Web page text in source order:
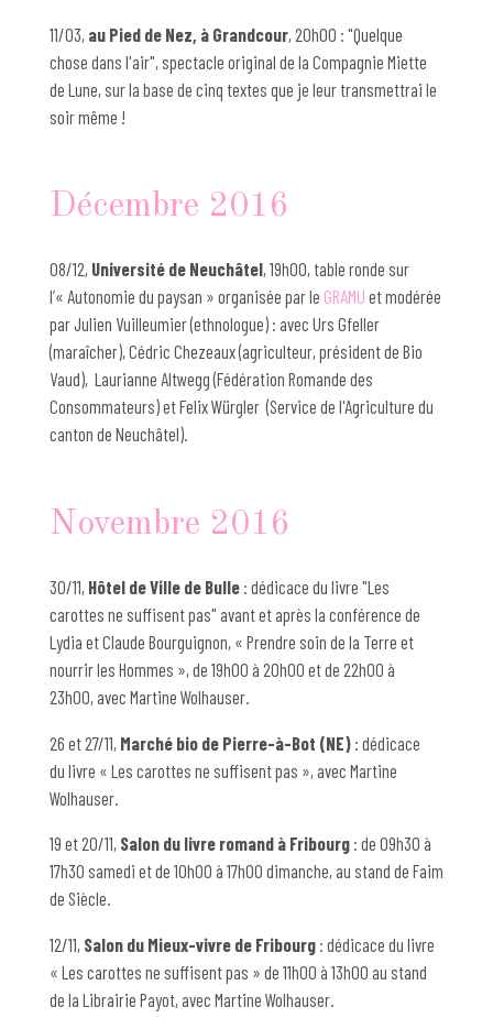
11/03, au Pied de Nez, à Grandcour, 20h00 : "Quelque
chose dans l'air", spectacle original de la Compagnie Miette
de Lune, sur la base de cinq textes que je leur transmettrai le
soir même !
Décembre 2016
08/12, Université de Neuchâtel, 19h00, table ronde sur
l’« Autonomie du paysan » organisée par le GRAMU et modérée
par Julien Vuilleumier (ethnologue) : avec Urs Gfeller
(maraîcher), Cédric Chezeaux (agriculteur, président de Bio
Vaud), Laurianne Altwegg (Fédération Romande des
Consommateurs) et Felix Würgler (Service de l'Agriculture du
canton de Neuchâtel).
Novembre 2016
30/11, Hôtel de Ville de Bulle: dédicace du livre "Les
carottes ne suffisent pas" avant et après la conférence de
Lydia et Claude Bourguignon, « Prendre soin de la Terre et
nourrir les Hommes », de 19h00 à 20h00 et de 22h00 à
23h00, avec Martine Wolhauser.
26 et 27/11, Marché bio de Pierre-à-Bot (NE) : dédicace
du livre « Les carottes ne suffisent pas », avec Martine
Wolhauser.
19 et 20/11, Salon du livre romand à Fribourg : de 09h30 à
17h30 samedi et de 10h00 à 17h00 dimanche, au stand de Faim
de Siècle.
12/11, Salon du Mieux-vivre de Fribourg: dédicace du livre
« Les carottes ne suffisent pas » de 11h00 à 13h00 au stand
de la Librairie Payot, avec Martine Wolhauser.